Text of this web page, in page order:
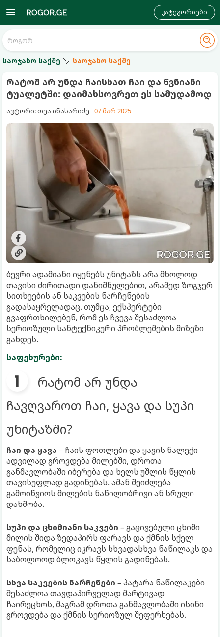
კატეგორიები
საოჯახო საქმე საოჯახო საქმე
რატომ არ უნდა ჩაისხათ ჩაი და წვნიანი
ტუალეტში: დაიმახსოვრეთ ეს სამუდამოდ
ავტორი: თეა ინასარიძე 07 მარ 2025
ბევრი ადამიანი იყენებს უნიტაზს არა მხოლოდ
თავისი ძირითადი დანიშნულებით, არამედ ზოგჯერ
სითხეების ან საკვების ნარჩენების
გადასაყრელადაც. თუმცა, ექსპერტები
გვაფრთხილებენ, რომ ეს ჩვევა შესაძლოა
სერიოზული სანტექნიკური პრობლემების მიზეზი
გახდეს.
საფეხურები:
რატომ არ უნდა
ჩავღვაროთ ჩაი, ყავა და სუპი
უნიტაზში?
ჩაი და ყავა – ჩაის ფოთლები და ყავის ნალექი
ადვილად გროვდება მილებში, დროთა
განმავლობაში იბერება და ხელს უშლის წყლის
თავისუფლად გადინებას. ამან შეიძლება
გამოიწვიოს მილების ნაწილობრივი ან სრული
დახშობა.
სუპი და ცხიმიანი საკვები – გაცივებული ცხიმი
მილის შიდა ზედაპირს ფარავს და ქმნის სქელ
ფენას, რომელიც იკრავს სხვადასხვა ნაწილაკს და
საბოლოოდ ბლოკავს წყლის გადინებას.
სხვა საკვების ნარჩენები – პატარა ნაწილაკები
შესაძლოა თავდაპირველად მარტივად
ჩაირეცხოს, მაგრამ დროთა განმავლობაში ისინი
გროვდება და ქმნის სერიოზულ შეფერხებას.